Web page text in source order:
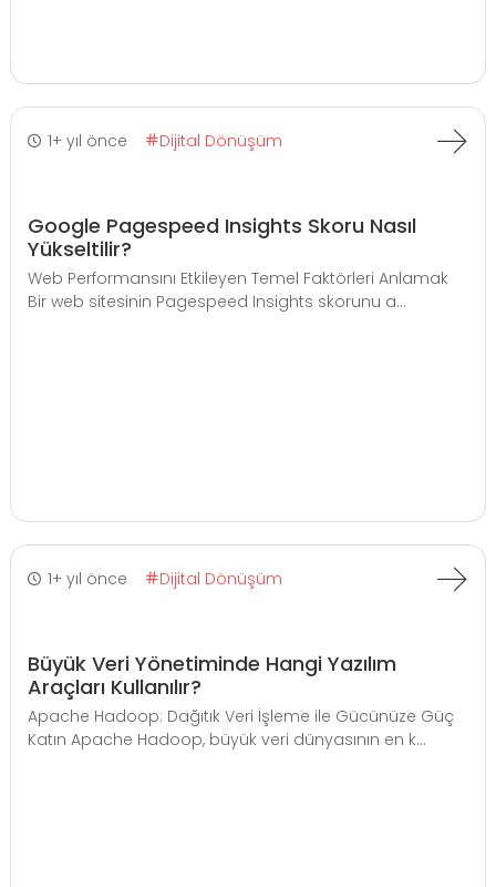
1+ yıl önce Dijital Dönüşüm
Google Pagespeed Insights Skoru Nasıl
Yükseltilir?
Web Performansını Etkileyen Temel Faktörleri Anlamak
Bir web sitesinin Pagespeed Insights skorunu a...
1+ yıl önce Dijital Dönüşüm
Büyük Veri Yönetiminde Hangi Yazılım
Araçları Kullanılır?
Apache Hadoop: Dağıtık Veri İşleme ile Gücünüze Güç
Katın Apache Hadoop, büyük veri dünyasının en k...